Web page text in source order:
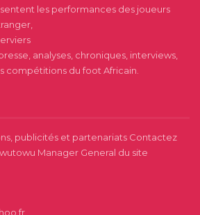
les performances des joueurs
analyses, chroniques, interviews,
compétitions du foot Africain.
publicités et partenariats Contactez
Manager General du site